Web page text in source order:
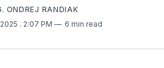
ONDREJ RANDIAK
. 2:07 PM 6 min read